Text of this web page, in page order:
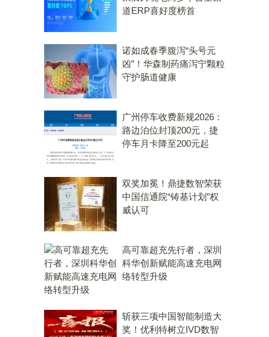
道ERP喜好度榜首
诺如成春季腹泻“头号元
凶”！华森制药痛泻宁颗粒
守护肠道健康
广州停车收费新规2026：
路边泊位封顶200元，捷
停车月卡降至200元起
双奖加冕！鼎捷数智荣获
中国信通院“铸基计划”权
威认可
高可靠超充先行者，深圳
科华创新赋能高速充电网
络转型升级
斩获三项中国智能制造大
奖！优利特树立IVD数智